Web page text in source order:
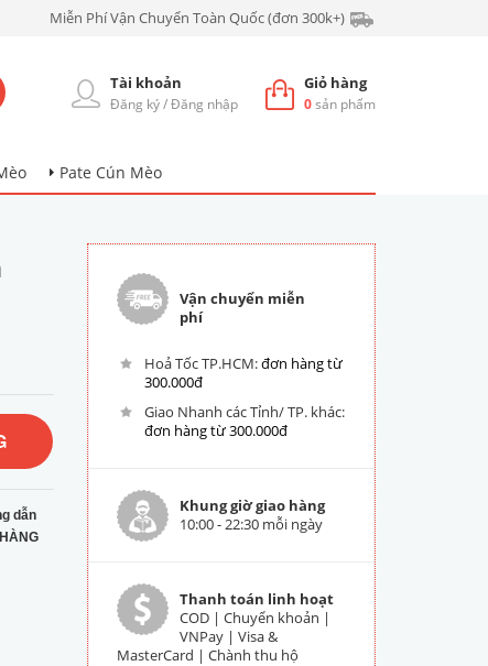
Miễn Phí Vận Chuyển Toàn Quốc (đơn 300k+)
Giỏ hàng
0sản phẩm
Tài khoản
Đăng ký/Đăng nhập
Pate Cún Mèo
dẫn
Vận chuyển miễn
phí
Hoả Tốc TP.HCM:đơn hàng từ
300.000đ
Giao Nhanh các Tỉnh/ TP. khác:
đơn hàng từ 300.000đ
Khung giờ giao hàng
10:00 - 22:30 mỗi ngày
Thanh toán linh hoạt
COD | Chuyển khoản |
VNPay | Visa &
MasterCard | Chành thu hộ